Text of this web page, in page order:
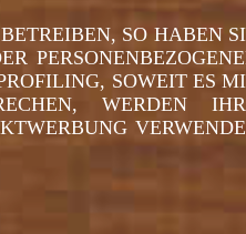
SO HABEN
SOWEIT ES
WERDEN